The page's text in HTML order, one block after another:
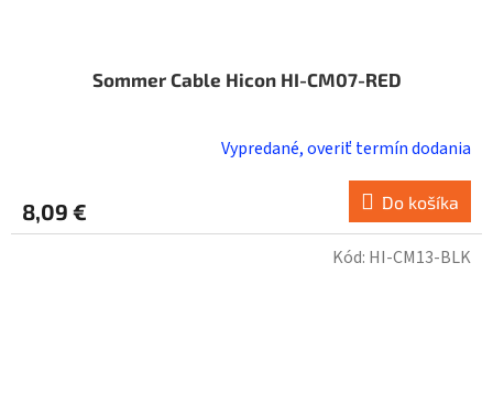
Sommer Cable Hicon HI-CM07-RED
Vypredané, overiť termín dodania
8,09 € Do košíka
Kód: HI-CM13-BLK